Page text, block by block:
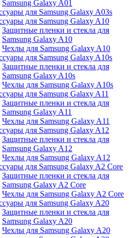
Samsung Galaxy A01
для Samsung Galaxy A03s
для Samsung Galaxy A10
Защитные пленки и стекла для
Samsung Galaxy A10
Чехлы для Samsung Galaxy A10
для Samsung Galaxy A10s
Защитные пленки и стекла для
Samsung Galaxy A10s
Чехлы для Samsung Galaxy A10s
для Samsung Galaxy A11
Защитные пленки и стекла для
Samsung Galaxy A11
Чехлы для Samsung Galaxy A11
для Samsung Galaxy A12
Защитные пленки и стекла для
Samsung Galaxy A12
Чехлы для Samsung Galaxy A12
для Samsung Galaxy A2 Core
Защитные пленки и стекла для
Samsung Galaxy A2 Core
Чехлы для Samsung Galaxy A2 Core
для Samsung Galaxy A20
Защитные пленки и стекла для
Samsung Galaxy A20
Чехлы для Samsung Galaxy A20